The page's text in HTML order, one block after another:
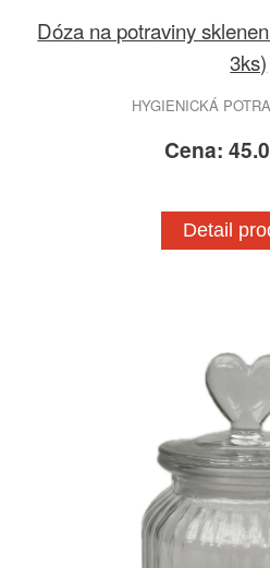
Dóza na potraviny
3ks)
HYGIENICKÁ
Cena:
Detail